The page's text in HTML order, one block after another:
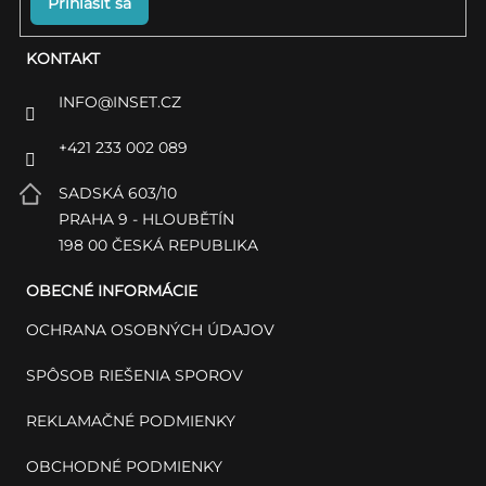
KONTAKT
INFO@INSET.CZ
+421 233 002 089
SADSKÁ 603/10
PRAHA 9 - HLOUBĚTÍN
198 00 ČESKÁ REPUBLIKA
OBECNÉ INFORMÁCIE
OCHRANA OSOBNÝCH ÚDAJOV
SPÔSOB RIEŠENIA SPOROV
REKLAMAČNÉ PODMIENKY
OBCHODNÉ PODMIENKY